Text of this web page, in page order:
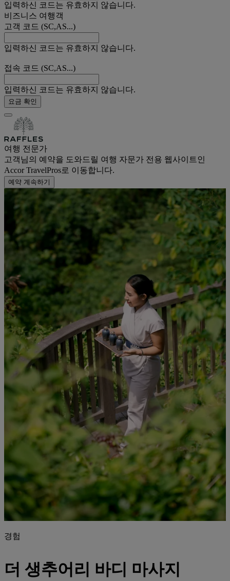
입력하신 코드는 유효하지 않습니다.
비즈니스 여행객
고객 코드 (SC,AS...)
입력하신 코드는 유효하지 않습니다.
접속 코드 (SC,AS...)
입력하신 코드는 유효하지 않습니다.
요금 확인
여행 전문가
고객님의 예약을 도와드릴 여행 자문가 전용 웹사이트인
Accor TravelPros로 이동합니다.
예약 계속하기
경험
더 생추어리 바디 마사지